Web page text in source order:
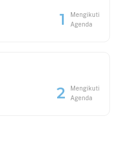
1
Mengikuti
Agenda
2
Mengikuti
Agenda